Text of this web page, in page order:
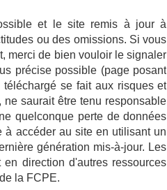
et le site remis à jour à
ou des omissions. Si vous
merci de bien vouloir le signaler
précise possible (page posant
se fait aux risques et
saurait être tenu responsable
quelconque perte de données
à accéder au site en utilisant un
génération mis-à-jour. Les
direction d'autres ressources
la FCPE.